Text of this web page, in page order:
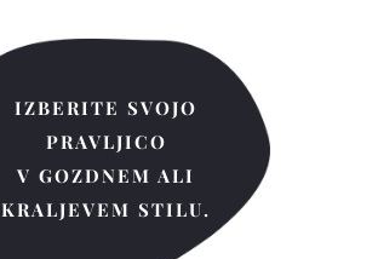
IZBERITE SVOJO
PRAVLJICO
V GOZDNEM ALI
KRALJEVEM STILU.